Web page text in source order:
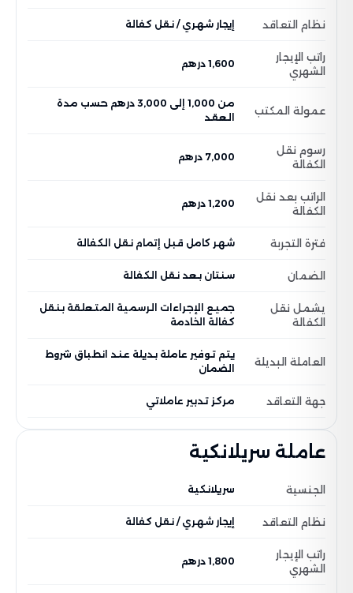
نظام التعاقد إيجار شهري / نقل كفالة
راتب الإيجار
الشهري
1,600 درهم
عمولة المكتب
من 1,000 إلى 3,000 درهم حسب مدة
العقد
رسوم نقل
الكفالة
7,000 درهم
الراتب بعد نقل
الكفالة
1,200 درهم
فترة التجربة شهر كامل قبل إتمام نقل الكفالة
الضمان سنتان بعد نقل الكفالة
يشمل نقل
الكفالة
جميع الإجراءات الرسمية المتعلقة بنقل
كفالة الخادمة
العاملة البديلة
يتم توفير عاملة بديلة عند انطباق شروط
الضمان
جهة التعاقد مركز تدبير عاملاتي
عاملة سريلانكية
الجنسية سريلانكية
نظام التعاقد إيجار شهري / نقل كفالة
راتب الإيجار
الشهري
1,800 درهم